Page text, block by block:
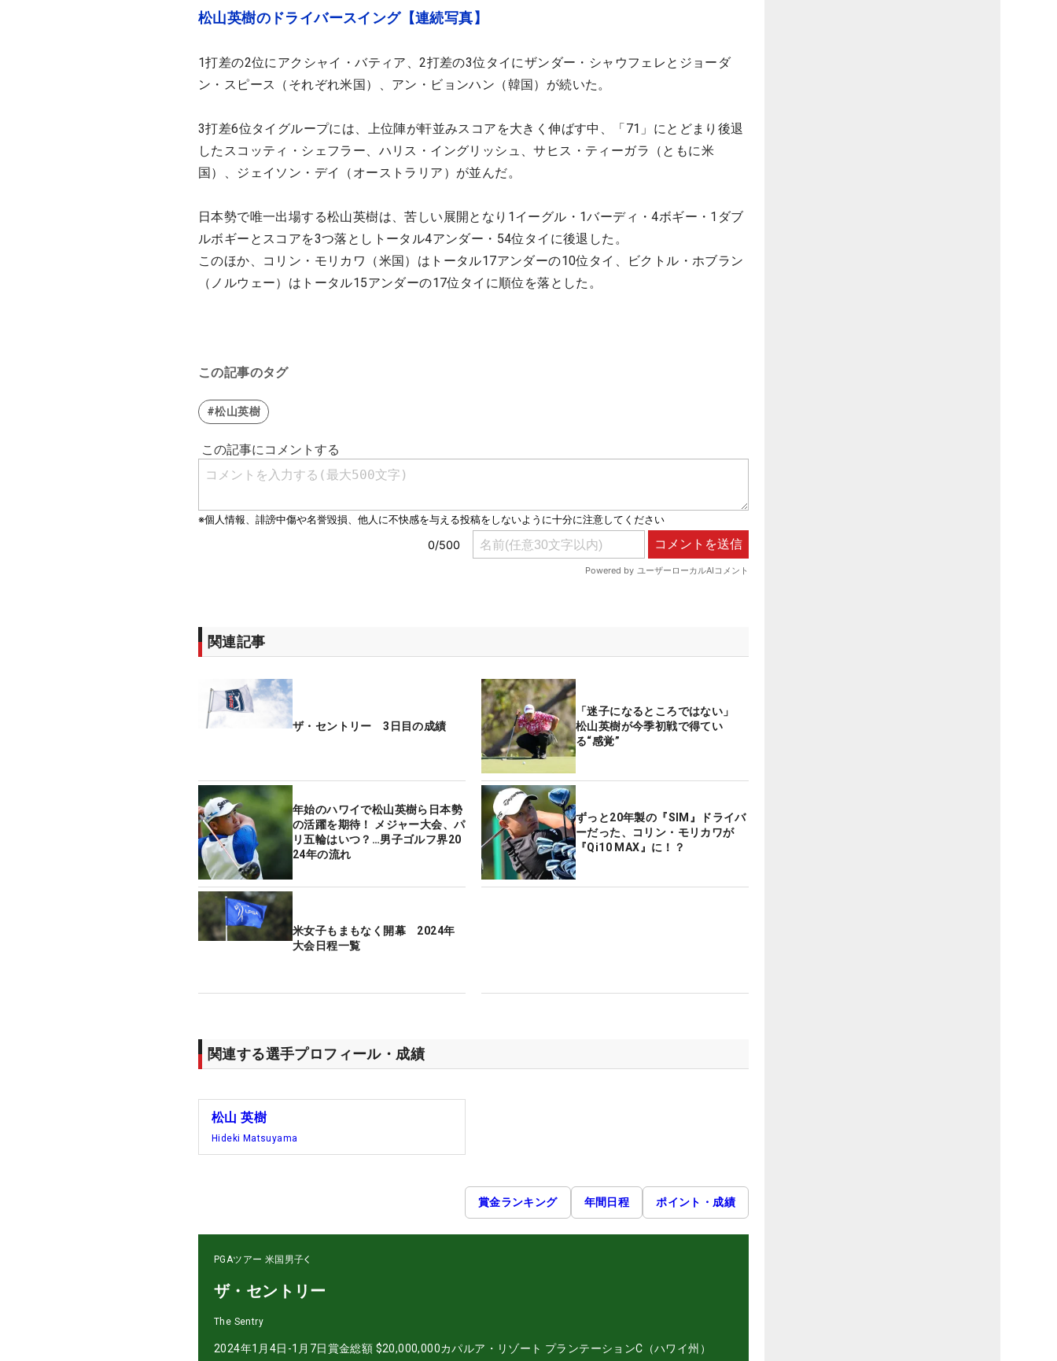
松山英樹のドライバースイング【連続写真】
1打差の2位にアクシャイ・バティア、2打差の3位タイにザンダー・シャウフェレとジョーダ
ン・スピース（それぞれ米国）、アン・ビョンハン（韓国）が続いた。
3打差6位タイグループには、上位陣が軒並みスコアを大きく伸ばす中、「71」にとどまり後退
したスコッティ・シェフラー、ハリス・イングリッシュ、サヒス・ティーガラ（ともに米
国）、ジェイソン・デイ（オーストラリア）が並んだ。
日本勢で唯一出場する松山英樹は、苦しい展開となり1イーグル・1バーディ・4ボギー・1ダブ
ルボギーとスコアを3つ落としトータル4アンダー・54位タイに後退した。
このほか、コリン・モリカワ（米国）はトータル17アンダーの10位タイ、ビクトル・ホブラン
（ノルウェー）はトータル15アンダーの17位タイに順位を落とした。
この記事のタグ
#松山英樹
関連記事
ザ・セントリー 3日目の成績
「迷子になるところではない」
松山英樹が今季初戦で得てい
る“感覚”
年始のハワイで松山英樹ら日本勢
の活躍を期待！ メジャー大会、パ
リ五輪はいつ？…男子ゴルフ界20
24年の流れ
ずっと20年製の『SIM』ドライバ
ーだった、コリン・モリカワが
『Qi10 MAX』に！？
米女子もまもなく開幕 2024年
大会日程一覧
関連する選手プロフィール・成績
松山 英樹
Hideki Matsuyama
賞金ランキング 年間日程 ポイント・成績
PGAツアー 米国男子
ザ・セントリー
The Sentry
2024年1月4日-1月7日賞金総額 $20,000,000カパルア・リゾート プランテーションC（ハワイ州）